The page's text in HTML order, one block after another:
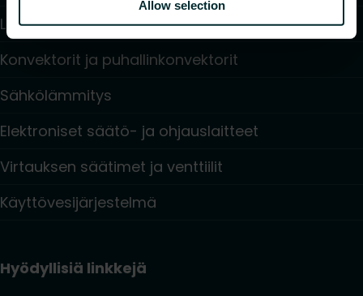
Allow selection
Lattialämmitys ja -viilennys
Konvektorit ja puhallinkonvektorit
Sähkölämmitys
Elektroniset säätö- ja ohjauslaitteet
Virtauksen säätimet ja venttiilit
Käyttövesijärjestelmä
Hyödyllisiä linkkejä